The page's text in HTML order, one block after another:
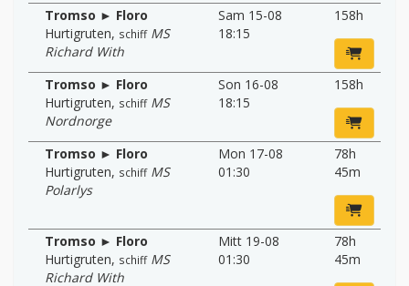
Tromso ► Floro
Hurtigruten, schiff MS
Richard With
Sam 15-08
18:15
158h
Tromso ► Floro
Hurtigruten, schiff MS
Nordnorge
Son 16-08
18:15
158h
Tromso ► Floro
Hurtigruten, schiff MS
Polarlys
Mon 17-08
01:30
78h
45m
Tromso ► Floro
Hurtigruten, schiff MS
Richard With
Mitt 19-08
01:30
78h
45m